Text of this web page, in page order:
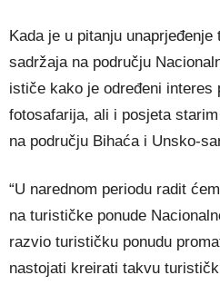
Kada je u pitanju
sadržaja na području
ističe kako je određeni interes
fotosafarija, ali i posjeta
na području Bihaća i Unsko-
“U narednom periodu radit
na turističke ponude
razvio turističku ponudu
nastojati kreirati takvu